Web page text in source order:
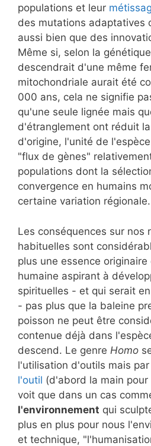
populations et leur
des mutations adaptatives
aussi bien que des
Même si, selon la
descendrait d'une même
mitochondriale aurait été
000 ans, cela ne signifie
qu'une seule lignée mais
d'étranglement ont réduit
d'origine, l'unité de
"flux de gènes"
populations dont la
convergence en humains
certaine variation régionale.
Les conséquences sur nos
habituelles sont
plus une essence
humaine aspirant à
spirituelles - et qui serait
- pas plus que la baleine
poisson ne peut être
contenue déjà dans
descend. Le genre Homo
l'utilisation d'outils mais par
l'outil (d'abord la main
voit que dans un cas
l'environnement qui
plus en plus pour nous
et technique,